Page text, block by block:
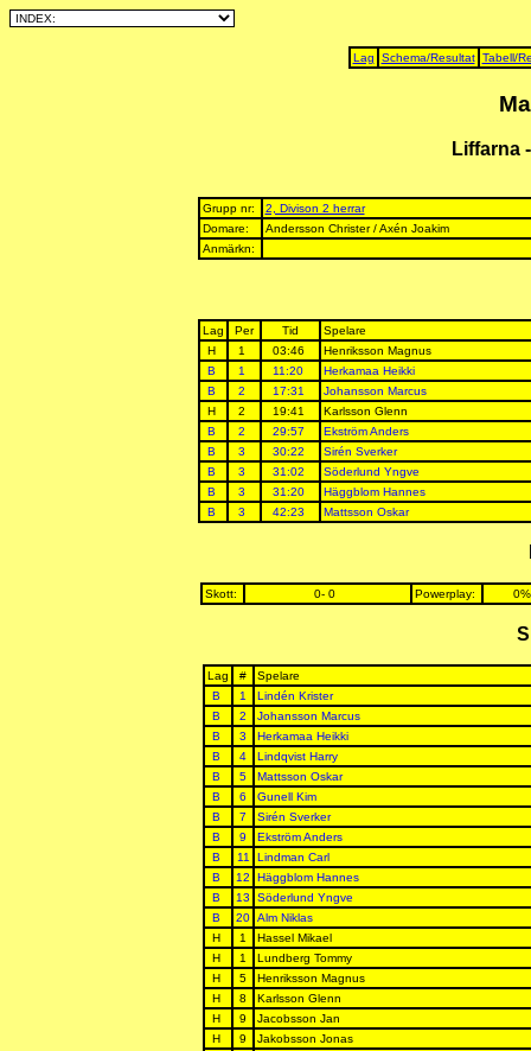
Lag Schema/Resultat Tabell/
Liffarna
Grupp nr:
2, Divison 2 herrar
Domare:
Andersson Christer / Axén Joakim
Anmärkn:
Lag Per Tid
Spelare
H
1 03:46
Henriksson Magnus
B
1 11:20
Herkamaa Heikki
B
2 17:31
Johansson Marcus
H
2 19:41
Karlsson Glenn
B
2 29:57
Ekström Anders
B
3 30:22
Sirén Sverker
B
3 31:02
Söderlund Yngve
B
3 31:20
Häggblom Hannes
B
3 42:23 Mattsson Oskar
Skott: 0- 0 Powerplay:
Lag #
Spelare
B
1
Lindén Krister
B
2
Johansson Marcus
B
3
Herkamaa Heikki
B
4
Lindqvist Harry
B
5
Mattsson Oskar
B
6
Gunell Kim
B
7
Sirén Sverker
B
9
Ekström Anders
B
11
Lindman Carl
B
12
Häggblom Hannes
B
13
Söderlund Yngve
B
20 Alm Niklas
H
1
Hassel Mikael
H
1
Lundberg Tommy
H
5
Henriksson Magnus
H
8
Karlsson Glenn
H
9
Jacobsson Jan
H
9
Jakobsson Jonas